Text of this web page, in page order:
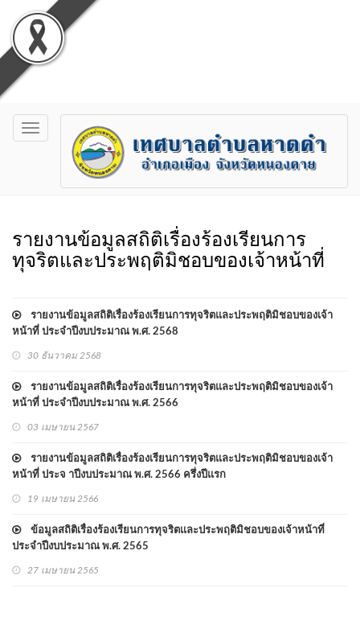
Toggle
navigation
รายงานข้อมูลสถิติเรื่องร้องเรียนการ
ทุจริตและประพฤติมิชอบของเจ้าหน้าที่
รายงานข้อมูลสถิติเรื่องร้องเรียนการทุจริตและประพฤติมิชอบของเจ้า
หน้าที่ ประจำปีงบประมาณ พ.ศ. 2568
30 ธันวาคม 2568
รายงานข้อมูลสถิติเรื่องร้องเรียนการทุจริตและประพฤติมิชอบของเจ้า
หน้าที่ ประจำปีงบประมาณ พ.ศ. 2566
03 เมษายน 2567
รายงานข้อมูลสถิติเรื่องร้องเรียนการทุจริตและประพฤติมิชอบของเจ้า
หน้าที่ ประจ าปีงบประมาณ พ.ศ. 2566 ครึ่งปีแรก
19 เมษายน 2566
ข้อมูลสถิติเรื่องร้องเรียนการทุจริตและประพฤติมิชอบของเจ้าหน้าที่
ประจำปีงบประมาณ พ.ศ. 2565
27 เมษายน 2565